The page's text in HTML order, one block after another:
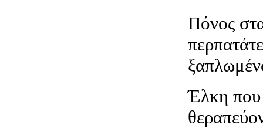
Πόνος
Έλκη που